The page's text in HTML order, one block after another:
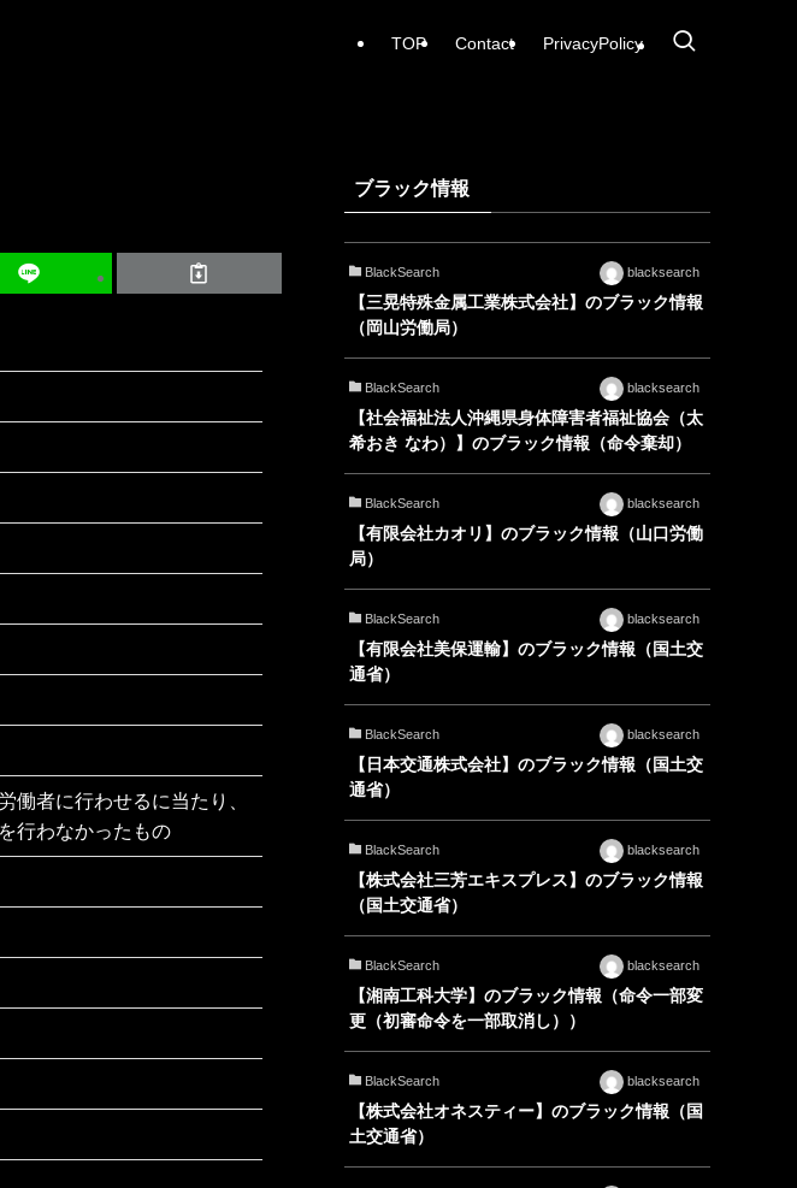
TOP Contact PrivacyPolicy
働者に行わせるに当たり、
行わなかったもの
ブラック情報
BlackSearch blacksearch
【三晃特殊金属工業株式会社】のブラック情報
（岡山労働局）
BlackSearch blacksearch
【社会福祉法人沖縄県身体障害者福祉協会（太
希おき なわ）】のブラック情報（命令棄却）
BlackSearch blacksearch
【有限会社カオリ】のブラック情報（山口労働
局）
BlackSearch blacksearch
【有限会社美保運輸】のブラック情報（国土交
通省）
BlackSearch blacksearch
【日本交通株式会社】のブラック情報（国土交
通省）
BlackSearch blacksearch
【株式会社三芳エキスプレス】のブラック情報
（国土交通省）
BlackSearch blacksearch
【湘南工科大学】のブラック情報（命令一部変
更（初審命令を一部取消し））
BlackSearch blacksearch
【株式会社オネスティー】のブラック情報（国
土交通省）